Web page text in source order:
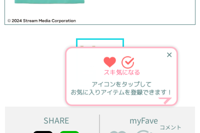
✕
スキ気になる
アイコンをタップして
お気に入りアイテムを登録できます！
SHARE myFave
コメント